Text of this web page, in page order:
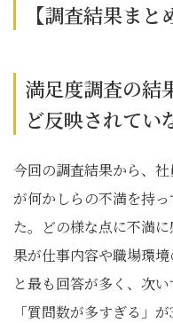
【調査結果まと
満足度調査の結
ど反映されてい
今回の調査結果から、
が何かしらの不満を持
た。どの様な点に不満
果が仕事内容や職場環
と最も回答が多く、次
「質問数が多すぎる」